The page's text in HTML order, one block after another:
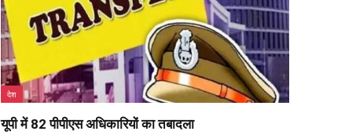
देश
यूपी में 82 पीपीएस अधिकारियों का तबादला